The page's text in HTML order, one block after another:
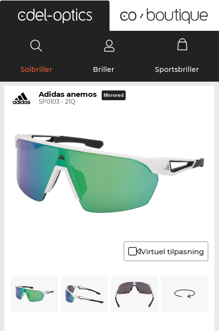
Solbriller Briller Sportsbriller
Adidas anemos
SP0103 - 21Q
Mirrored
Virtuel tilpasning